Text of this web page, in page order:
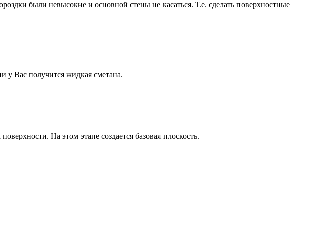
были невысокие и основной стены не касаться. Т.е. сделать поверхностные
у Вас получится жидкая сметана.
На этом этапе создается базовая плоскость.